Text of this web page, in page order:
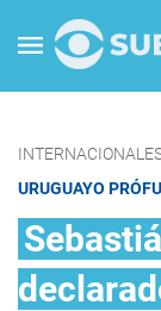
URUGUAYO